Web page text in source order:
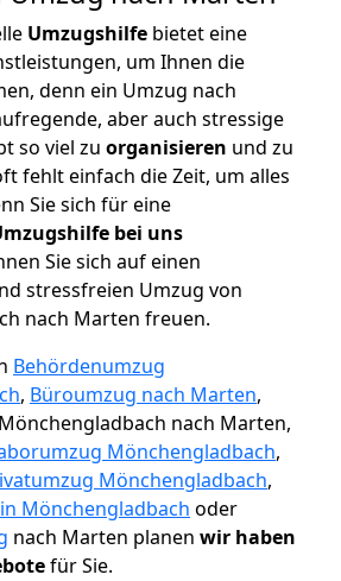
Umzugshilfe bietet eine
um Ihnen die
denn ein Umzug nach
aber auch stressige
so viel zu organisieren und zu
fehlt einfach die Zeit, um alles
Sie sich für eine
bei uns
Sie sich auf einen
stressfreien Umzug von
nach Marten freuen.
Behördenumzug
, Büroumzug nach Marten,
nach Marten,
Mönchengladbach,
Mönchengladbach,
Mönchengladbach oder
nach Marten planen wir haben
für Sie.